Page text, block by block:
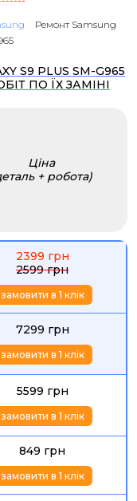
Ремонт Samsung
S9 PLUS SM-G965
ПО ЇХ ЗАМІНІ
Ціна
+ робота)
2399 грн
2599 грн
замовити в 1 клік
7299 грн
замовити в 1 клік
5599 грн
замовити в 1 клік
849 грн
замовити в 1 клік